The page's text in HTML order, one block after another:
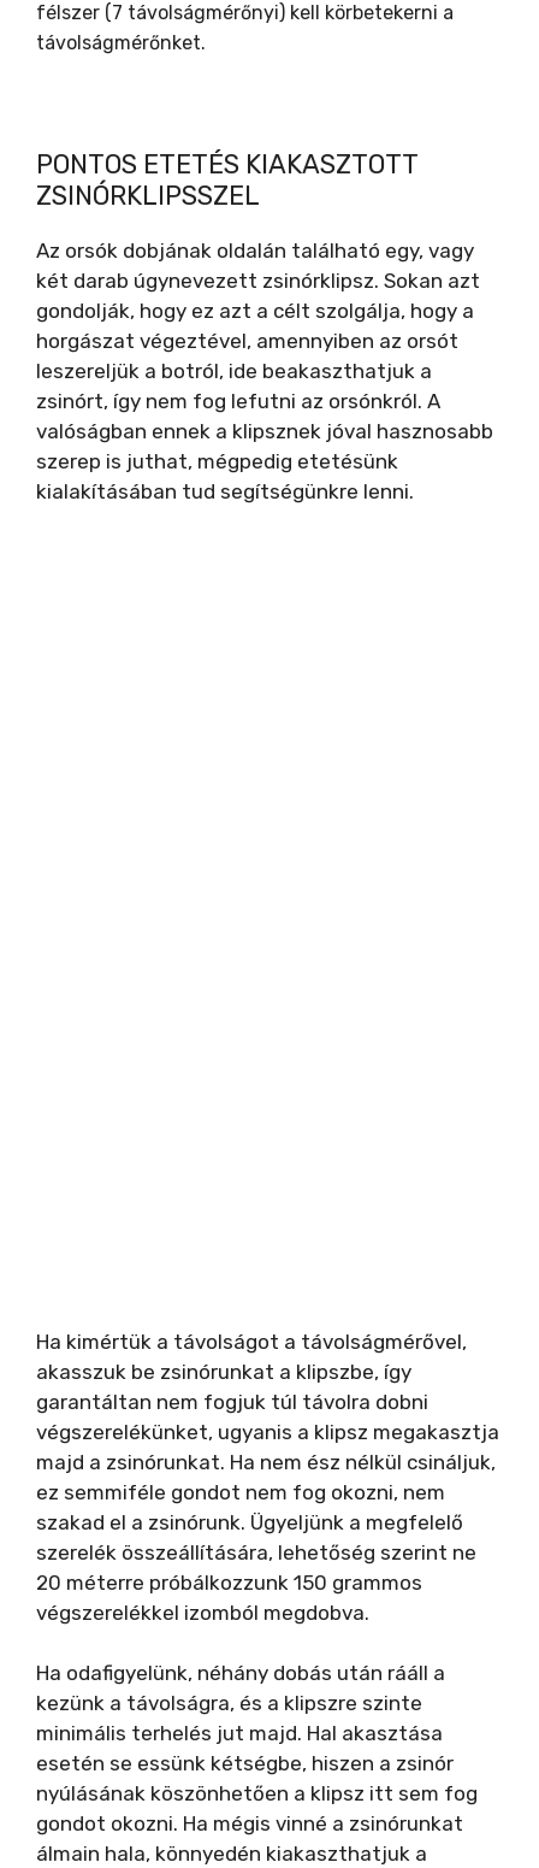
félszer (7 távolságmérőnyi) kell körbetekerni a
távolságmérőnket.
PONTOS ETETÉS KIAKASZTOTT
ZSINÓRKLIPSSZEL
Az orsók dobjának oldalán található egy, vagy
két darab úgynevezett zsinórklipsz. Sokan azt
gondolják, hogy ez azt a célt szolgálja, hogy a
horgászat végeztével, amennyiben az orsót
leszereljük a botról, ide beakaszthatjuk a
zsinórt, így nem fog lefutni az orsónkról. A
valóságban ennek a klipsznek jóval hasznosabb
szerep is juthat, mégpedig etetésünk
kialakításában tud segítségünkre lenni.
Ha kimértük a távolságot a távolságmérővel,
akasszuk be zsinórunkat a klipszbe, így
garantáltan nem fogjuk túl távolra dobni
végszerelékünket, ugyanis a klipsz megakasztja
majd a zsinórunkat. Ha nem ész nélkül csináljuk,
ez semmiféle gondot nem fog okozni, nem
szakad el a zsinórunk. Ügyeljünk a megfelelő
szerelék összeállítására, lehetőség szerint ne
20 méterre próbálkozzunk 150 grammos
végszerelékkel izomból megdobva.
Ha odafigyelünk, néhány dobás után rááll a
kezünk a távolságra, és a klipszre szinte
minimális terhelés jut majd. Hal akasztása
esetén se essünk kétségbe, hiszen a zsinór
nyúlásának köszönhetően a klipsz itt sem fog
gondot okozni. Ha mégis vinné a zsinórunkat
álmain hala, könnyedén kiakaszthatjuk a